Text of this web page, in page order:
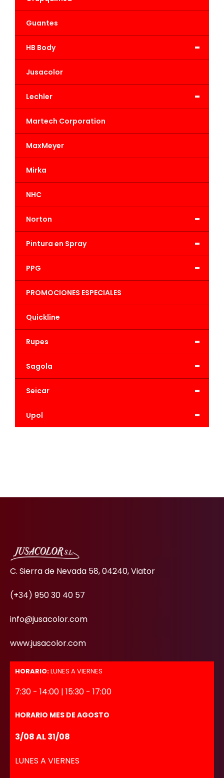
Guantes
-
HB Body
Jusacolor
-
Lechler
Martech Corporation
MaxMeyer
Mirka
NHC
-
Norton
-
Pintura en Spray
-
PPG
PROMOCIONES ESPECIALES
Quickline
-
Rupes
-
Sagola
-
Seicar
-
Upol
C. Sierra de Nevada 58, 04240, Viator
(+34) 950 30 40 57
info@jusacolor.com
www.jusacolor.com
HORARIO:LUNES A VIERNES
7:30 - 14:00 | 15:30 - 17:00
HORARIO MES DE AGOSTO
3/08 AL 31/08
LUNES A VIERNES